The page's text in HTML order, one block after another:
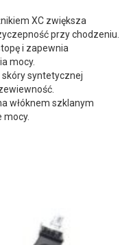
XC zwiększa
przy chodzeniu.
i zapewnia
mocy.
syntetycznej
włóknem szklanym